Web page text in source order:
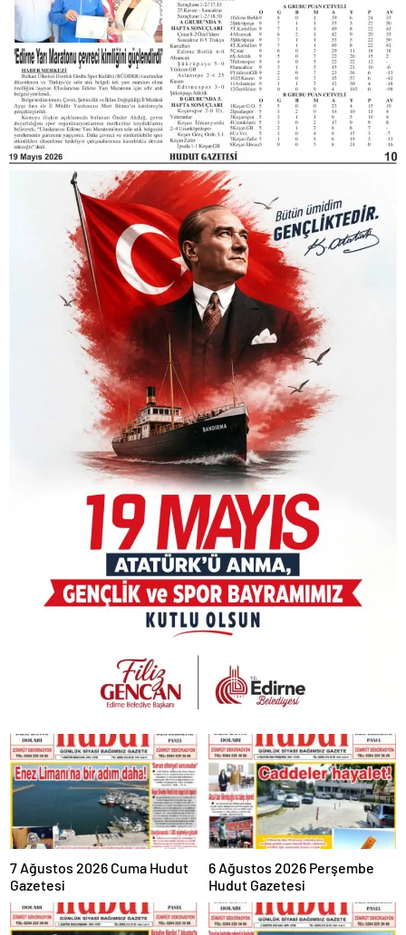
7 Ağustos 2026 Cuma Hudut
Gazetesi
6 Ağustos 2026 Perşembe
Hudut Gazetesi